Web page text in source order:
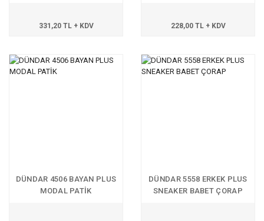
331,20 TL + KDV 228,00 TL + KDV
DÜNDAR 4506 BAYAN PLUS
MODAL PATİK
DÜNDAR 5558 ERKEK PLUS
SNEAKER BABET ÇORAP